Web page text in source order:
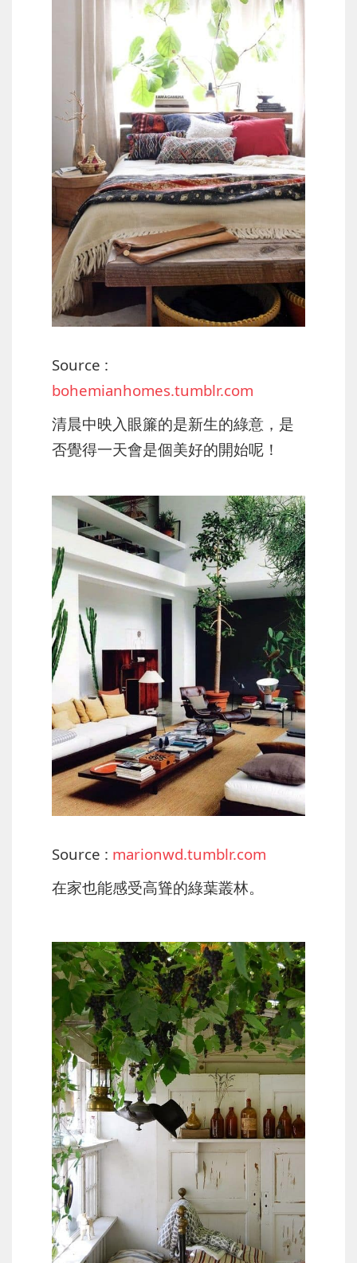
Source :
bohemianhomes.tumblr.com
清晨中映入眼簾的是新生的綠意，是
否覺得一天會是個美好的開始呢！
Source : marionwd.tumblr.com
在家也能感受高聳的綠葉叢林。